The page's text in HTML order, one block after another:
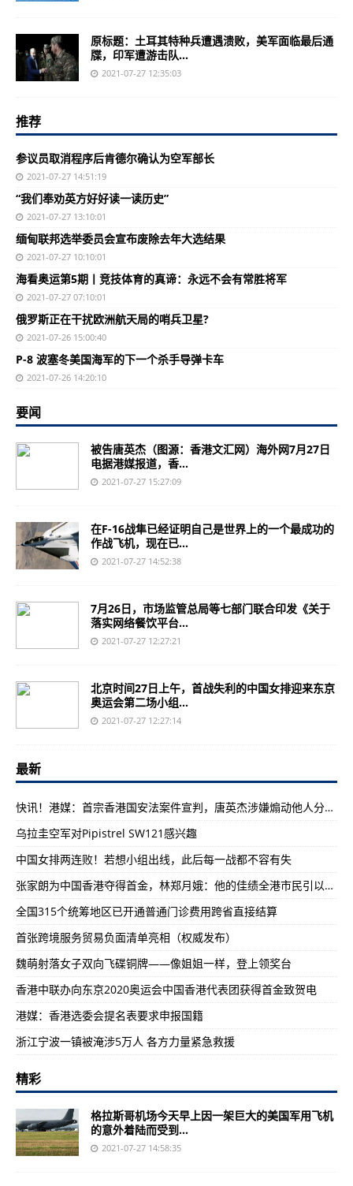
原标题：土耳其特种兵遭遇溃败，美军面临最后通
牒，印军遭游击队...
2021-07-27 12:35:03
推荐
参议员取消程序后肯德尔确认为空军部长
2021-07-27 14:51:19
“我们奉劝英方好好读一读历史”
2021-07-27 13:10:01
缅甸联邦选举委员会宣布废除去年大选结果
2021-07-27 10:10:01
海看奥运第5期丨竞技体育的真谛：永远不会有常胜将军
2021-07-27 07:10:01
俄罗斯正在干扰欧洲航天局的哨兵卫星?
2021-07-26 15:00:40
P-8 波塞冬美国海军的下一个杀手导弹卡车
2021-07-26 14:20:10
要闻
被告唐英杰（图源：香港文汇网）海外网7月27日
电据港媒报道，香...
2021-07-27 15:27:09
在F-16战隼已经证明自己是世界上的一个最成功的
作战飞机，现在已...
2021-07-27 14:52:38
7月26日，市场监管总局等七部门联合印发《关于
落实网络餐饮平台...
2021-07-27 12:27:21
北京时间27日上午，首战失利的中国女排迎来东京
奥运会第二场小组...
2021-07-27 12:27:14
最新
快讯！港媒：首宗香港国安法案件宣判，唐英杰涉嫌煽动他人分裂国家罪及恐怖活动罪罪名成立
乌拉圭空军对Pipistrel SW121感兴趣
中国女排两连败！若想小组出线，此后每一战都不容有失
张家朗为中国香港夺得首金，林郑月娥：他的佳绩全港市民引以为傲
全国315个统筹地区已开通普通门诊费用跨省直接结算
首张跨境服务贸易负面清单亮相（权威发布）
魏萌射落女子双向飞碟铜牌——像姐姐一样，登上领奖台
香港中联办向东京2020奥运会中国香港代表团获得首金致贺电
港媒：香港选委会提名表要求申报国籍
浙江宁波一镇被淹涉5万人 各方力量紧急救援
精彩
格拉斯哥机场今天早上因一架巨大的美国军用飞机
的意外着陆而受到...
2021-07-27 14:58:35